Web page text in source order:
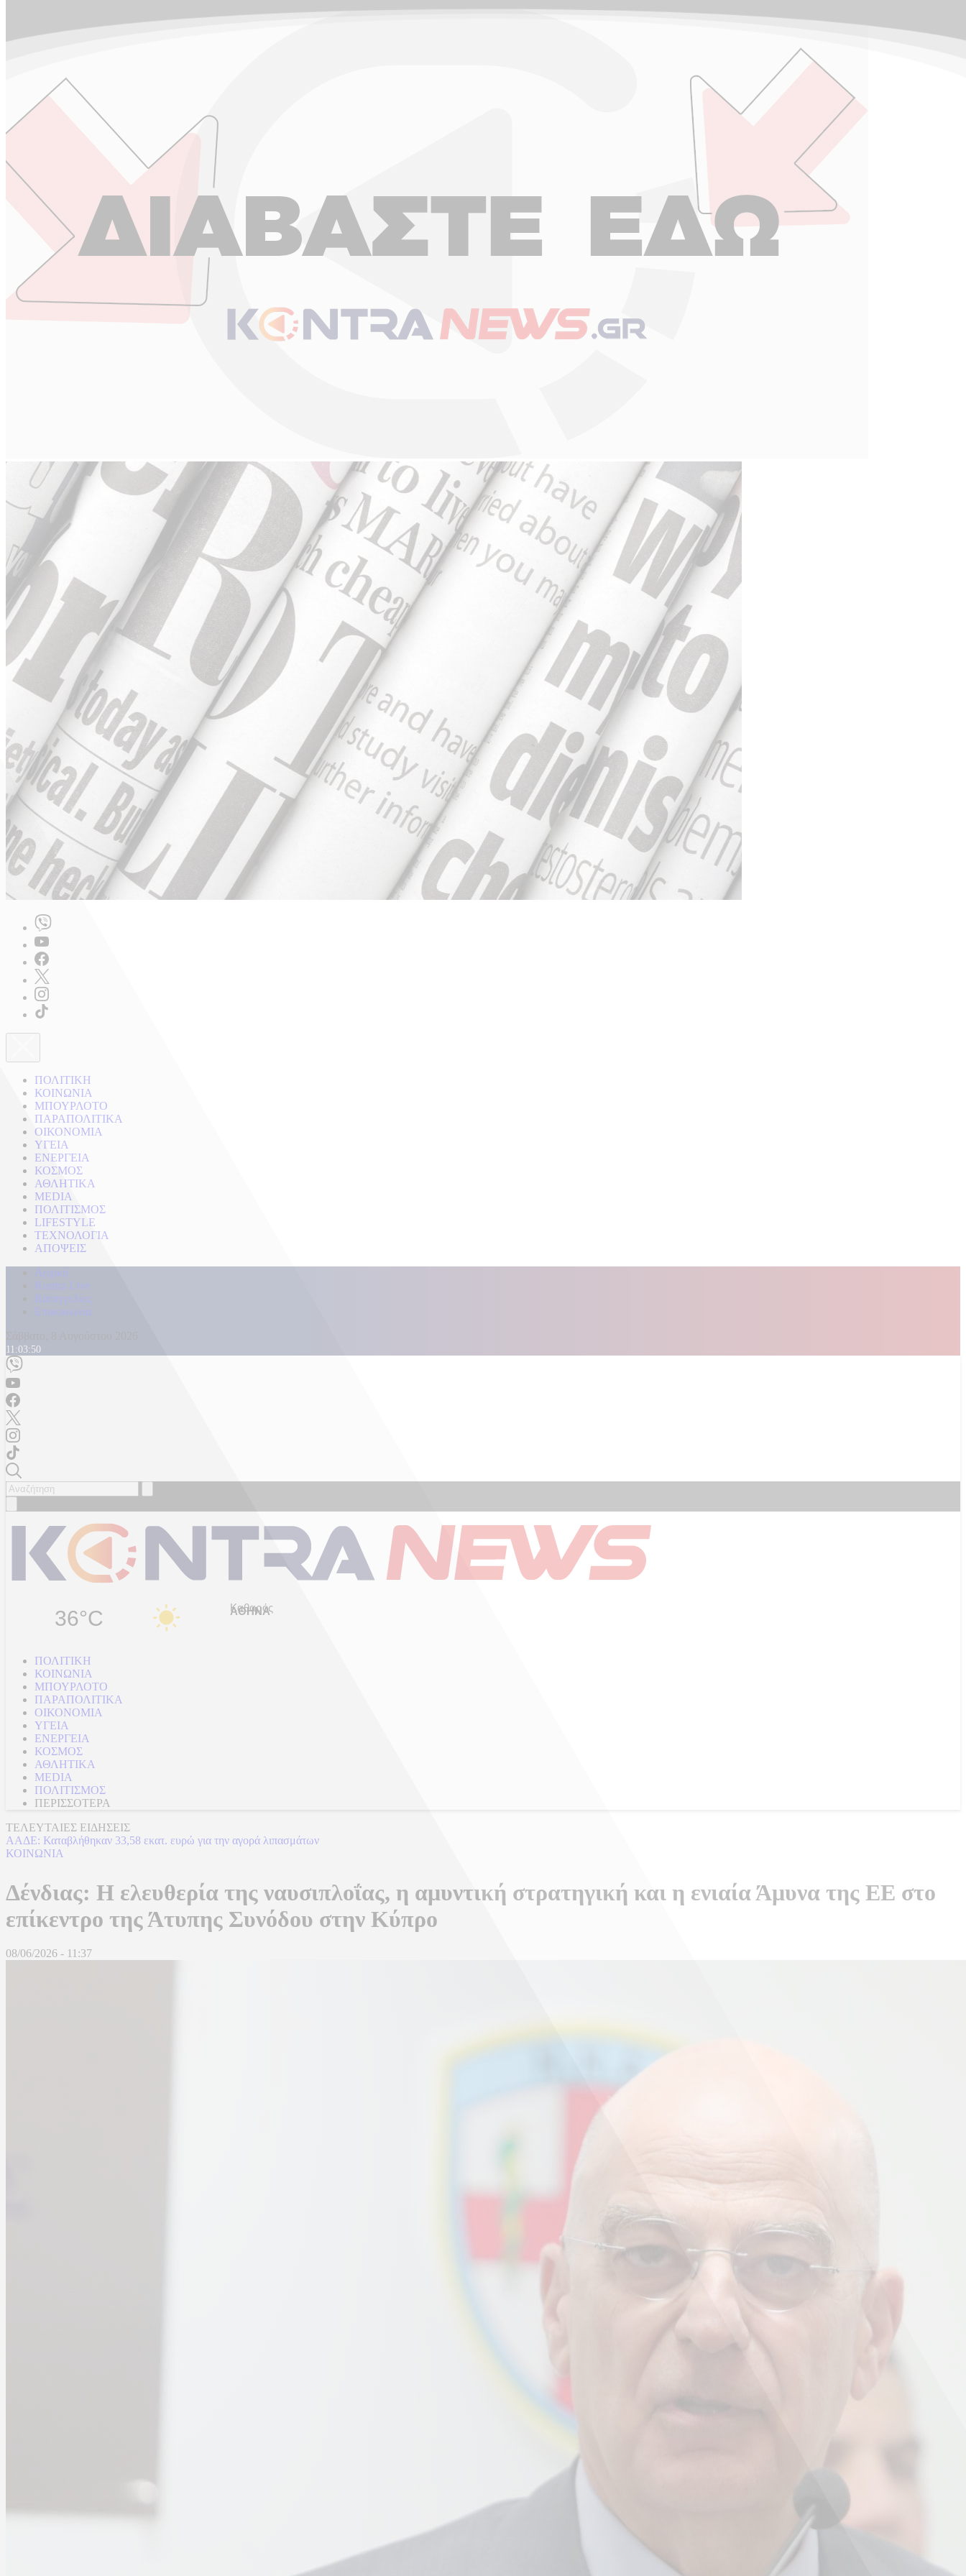
ΠΟΛΙΤΙΚΗ
ΚΟΙΝΩΝΙΑ
ΜΠΟΥΡΛΟΤΟ
ΠΑΡΑΠΟΛΙΤΙΚΑ
ΟΙΚΟΝΟΜΙΑ
ΥΓΕΙΑ
ΕΝΕΡΓΕΙΑ
ΚΟΣΜΟΣ
ΑΘΛΗΤΙΚΑ
MEDIA
ΠΟΛΙΤΙΣΜΟΣ
LIFESTYLE
ΤΕΧΝΟΛΟΓΙΑ
ΑΠΟΨΕΙΣ
Αρχική
Kontra Live
Καταγγελίες
Επικοινωνία
11:03:52
36°C Καθαρός
ΠΟΛΙΤΙΚΗ
ΚΟΙΝΩΝΙΑ
ΜΠΟΥΡΛΟΤΟ
ΠΑΡΑΠΟΛΙΤΙΚΑ
ΟΙΚΟΝΟΜΙΑ
ΥΓΕΙΑ
ΕΝΕΡΓΕΙΑ
ΚΟΣΜΟΣ
ΑΘΛΗΤΙΚΑ
MEDIA
ΠΟΛΙΤΙΣΜΟΣ
ΠΕΡΙΣΣΟΤΕΡΑ
ΤΕΛΕΥΤΑΙΕΣ ΕΙΔΗΣΕΙΣ
ΑΑΔΕ: Καταβλήθηκαν 33,58 εκατ. ευρώ για την αγορά λιπασμάτων
ΚΟΙΝΩΝΙΑ
Δένδιας: Η ελευθερία της ναυσιπλοΐας, η αμυντική στρατηγική και η ενιαία Άμυνα της ΕΕ στο
επίκεντρο της Άτυπης Συνόδου στην Κύπρο
08/06/2026 - 11:37